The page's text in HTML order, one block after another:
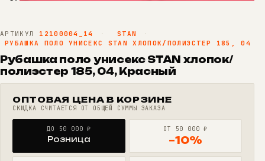
АРТИКУЛ 12100004_14 · STAN
·
РУБАШКА ПОЛО УНИСЕКС STAN ХЛОПОК/ПОЛИЭСТЕР 185, 04
Рубашка поло унисекс STAN хлопок/
полиэстер 185, 04, Красный
ОПТОВАЯ ЦЕНА В КОРЗИНЕ
СКИДКА СЧИТАЕТСЯ ОТ ОБЩЕЙ СУММЫ ЗАКАЗА
ДО 50 000 ₽
Розница
ОТ 50 000 ₽
−10%